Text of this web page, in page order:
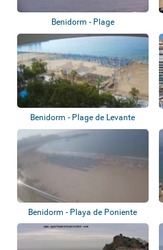
Benidorm - Plage
Benidorm - Plage de Levante
Benidorm - Playa de Poniente